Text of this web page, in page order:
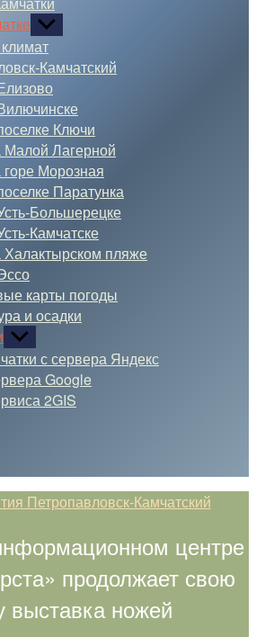
Показывать
подменю
Камчатский
Ключи
Малой Лагерной
Морозная
Паратунка
Большерецке
Камчатске
Халактырском пляже
карты погоды
и осадки
Показывать
подменюс сервера Яндекс
Google
2GIS
Рубрики
Петропавловск-Камчатский
центре
продолжает свою
выставка ножей